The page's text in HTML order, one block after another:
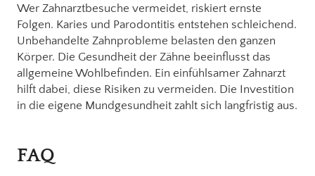
Wer Zahnarztbesuche vermeidet, riskiert ernste
Folgen. Karies und Parodontitis entstehen schleichend.
Unbehandelte Zahnprobleme belasten den ganzen
Körper. Die Gesundheit der Zähne beeinflusst das
allgemeine Wohlbefinden. Ein einfühlsamer Zahnarzt
hilft dabei, diese Risiken zu vermeiden. Die Investition
in die eigene Mundgesundheit zahlt sich langfristig aus.
FAQ